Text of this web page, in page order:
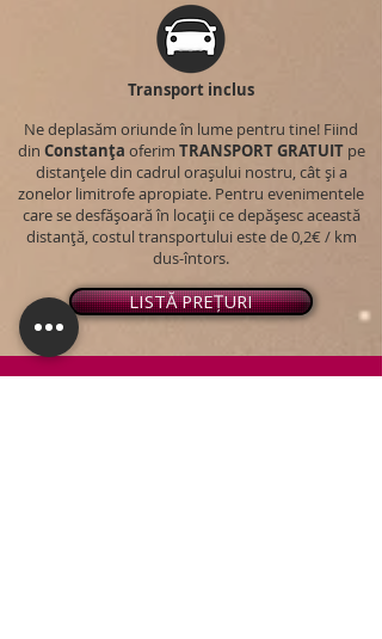
Transport inclus
Ne deplasăm oriunde în lume pentru tine! Fiind
din Constanța oferim TRANSPORTGRATUITpe
distanțele din cadrul orașului nostru, cât și a
zonelor limitrofe apropiate. Pentru evenimentele
care se desfășoară în locații ce depășesc această
distanță, costul transportului este de 0,2€ / km
dus-întors.
LISTĂ PREȚURI